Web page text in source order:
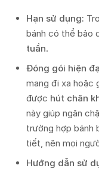
Hạn sử dụng:
bánh có thể bảo
tuần.
Đóng gói hiện
mang đi xa hoặc
được hút chân
này giúp ngăn
trường hợp bánh
tiết, nên mọi
Hướng dẫn sử